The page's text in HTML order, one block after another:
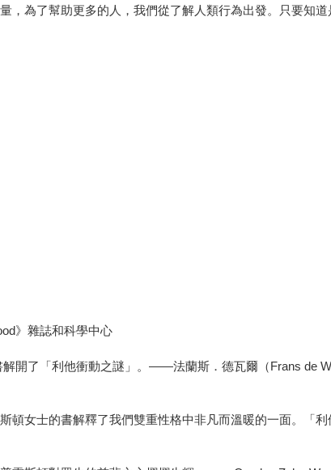
為了幫助更多的人，我們從了解人類行為出發。只要知道
》雜誌和科學中心
開了「利他衝動之謎」。——法蘭斯．德瓦爾（Frans de
女士的書解釋了我們雙重性格中非凡而溫暖的一面。「